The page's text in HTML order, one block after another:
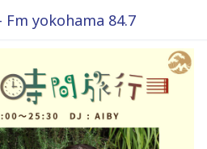
Fm yokohama 84.7